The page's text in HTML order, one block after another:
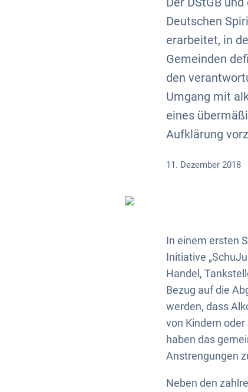
Deutschen
erarbeitet, in
Gemeinden
den
Umgang mit
eines
Aufklärung
11. Dezember 2018
In einem ersten
Initiative
Handel,
Bezug auf die
werden, dass
von Kindern
haben das
Anstrengungen
Neben den